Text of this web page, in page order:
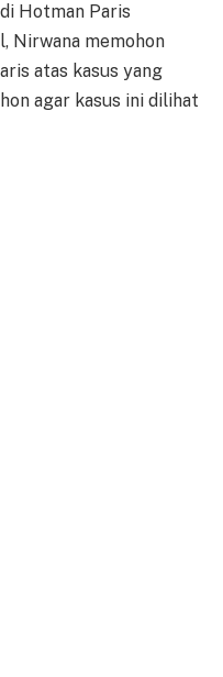
Hotman Paris
Nirwana memohon
atas kasus yang
agar kasus ini dilihat